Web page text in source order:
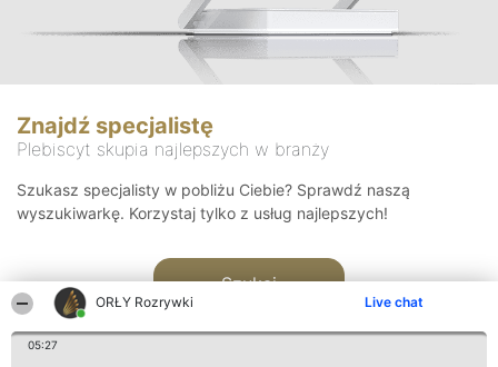
ORŁY Rozrywki Live chat
05:27
Znajdź specjalistę
Plebiscyt skupia najlepszych w branży
Szukasz specjalisty w pobliżu Ciebie? Sprawdź naszą
wyszukiwarkę. Korzystaj tylko z usług najlepszych!
Szukaj